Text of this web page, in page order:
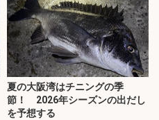
夏の大阪湾はチニングの季
節！ 2026年シーズンの出だし
を予想する